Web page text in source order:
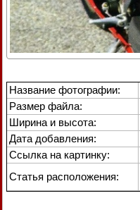
Название фотографии:
Размер файла:
Ширина и высота:
Дата добавления:
Ссылка на картинку:
Статья расположения: